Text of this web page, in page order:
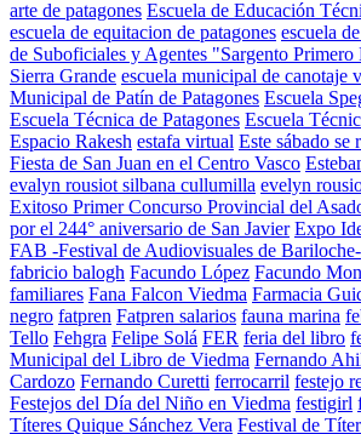
arte de patagones Escuela de Educación
escuela de equitacion de patagones escuela
de Suboficiales y Agentes "Sargento
Sierra Grande escuela municipal de canotaje
Municipal de Patín de Patagones Escuela
Escuela Técnica de Patagones Escuela
Espacio Rakesh estafa virtual Este sábado se
Fiesta de San Juan en el Centro Vasco
evalyn rousiot silbana cullumilla evelyn
Exitoso Primer Concurso Provincial del
por el 244° aniversario de San Javier Expo
FAB -Festival de Audiovisuales de Bariloche-
fabricio balogh Facundo López Facundo
familiares Fana Falcon Viedma Farmacia
negro fatpren Fatpren salarios fauna marina
Tello Fehgra Felipe Solá FER feria del libro
Municipal del Libro de Viedma Fernando
Cardozo Fernando Curetti ferrocarril festejo
Festejos del Día del Niño en Viedma festigirl
Títeres Quique Sánchez Vera Festival de